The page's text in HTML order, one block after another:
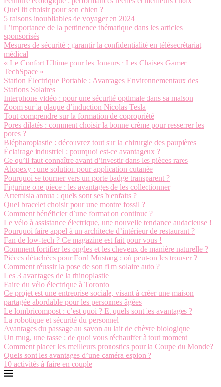
Quel lit choisir pour son chien ?
5 raisons inoubliables de voyager en 2024
L’importance de la pertinence thématique dans les articles
sponsorisés
Mesures de sécurité : garantir la confidentialité en télésecrétariat
médical
« Le Confort Ultime pour les Joueurs : Les Chaises Gamer
TechSpace »
Station Électrique Portable : Avantages Environnementaux des
Stations Solaires
Interphone vidéo : pour une sécurité optimale dans sa maison
Zoom sur la plaque d’induction Nicolas Tesla
Tout comprendre sur la formation de copropriété
Pores dilatés : comment choisir la bonne crème pour resserrer les
pores ?
Blépharoplastie : découvrez tout sur la chirurgie des paupières
Éclairage industriel : pourquoi est-ce avantageux ?
Ce qu’il faut connaître avant d’investir dans les pièces rares
Alopexy : une solution pour application cutanée
Pourquoi se tourner vers un porte badge transparent ?
Figurine one piece : les avantages de les collectionner
Artemisia annua : quels sont ses bienfaits ?
Quel bracelet choisir pour une montre fossil ?
Comment bénéficier d’une formation continue ?
Le vélo à assistance électrique, une nouvelle tendance audacieuse !
Pourquoi faire appel à un architecte d’intérieur de restaurant ?
Fan de low-tech ? Ce magazine est fait pour vous !
Comment fortifier les ongles et les cheveux de manière naturelle ?
Pièces détachées pour Ford Mustang : où peut-on les trouver ?
Comment réussir la pose de son film solaire auto ?
Les 3 avantages de la rhinoplastie
Faire du vélo électrique à Toronto
Ce projet est une entreprise sociale, visant à créer une maison
partagée abordable pour les personnes âgées
Le lombricompost : c’est quoi ? Et quels sont les avantages ?
La robotique et sécurité du personnel
Avantages du passage au savon au lait de chèvre biologique
Un mug, une tasse : de quoi vous réchauffer à tout moment
Comment placer les meilleurs pronostics pour la Coupe du Monde?
Quels sont les avantages d’une caméra espion ?
10 activités à faire en couple